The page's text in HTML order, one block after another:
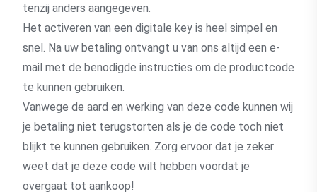
tenzij anders aangegeven.
Het activeren van een digitale key is heel simpel en
snel. Na uw betaling ontvangt u van ons altijd een e-
mail met de benodigde instructies om de productcode
te kunnen gebruiken.
Vanwege de aard en werking van deze code kunnen wij
je betaling niet terugstorten als je de code toch niet
blijkt te kunnen gebruiken. Zorg ervoor dat je zeker
weet dat je deze code wilt hebben voordat je
overgaat tot aankoop!